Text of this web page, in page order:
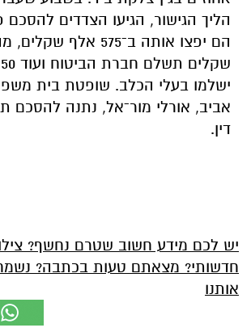
הליך הגישור, הגיעו הצדדים להסכם
ישלמו בעלי הכלב. שופטת בית
אביב, אורלי מור־אל, נתנה להסכם
דין.
יש לכם מידע חשוב שטרם נחשף?
חדשותי? מצאתם טעות בכתבה?
אותנו